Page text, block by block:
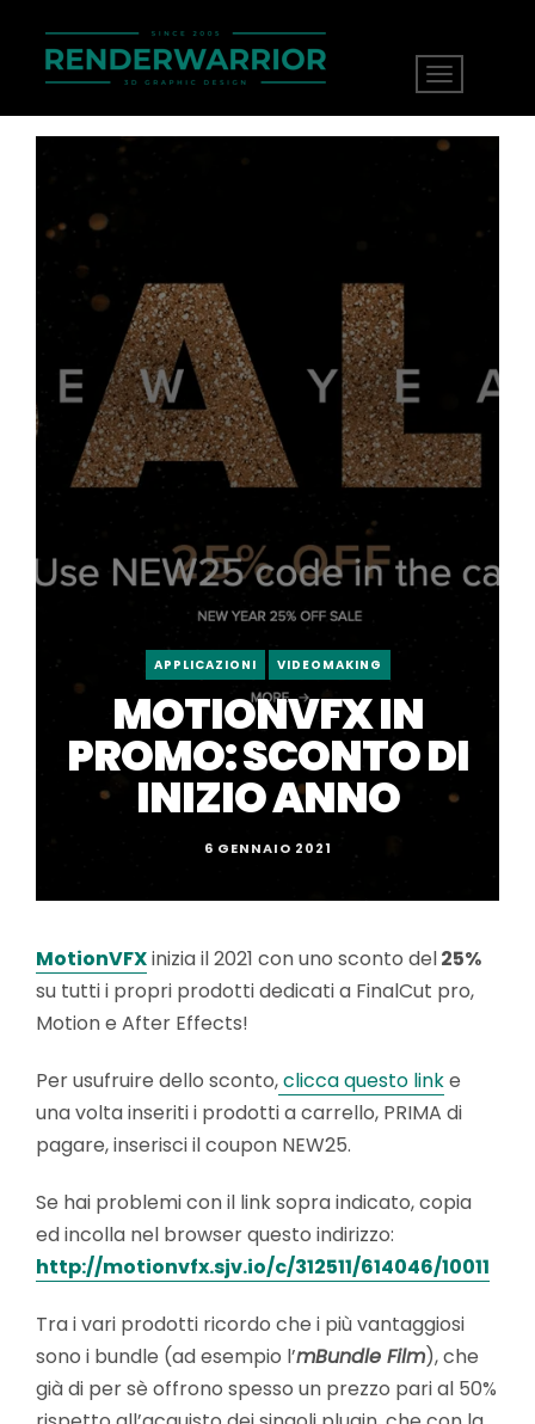
APPLICAZIONI VIDEOMAKING
MOTIONVFX IN
PROMO: SCONTO DI
INIZIO ANNO
6 GENNAIO 2021
MotionVFXinizia il 2021 con uno sconto del25%
su tutti i propri prodotti dedicati a FinalCut pro,
Motion e After Effects!
Per usufruire dello sconto,clicca questo linke
una volta inseriti i prodotti a carrello, PRIMA di
pagare, inserisci il coupon NEW25.
Se hai problemi con il link sopra indicato, copia
ed incolla nel browser questo indirizzo:
http://motionvfx.sjv.io/c/312511/614046/10011
Tra i vari prodotti ricordo che i più vantaggiosi
sono i bundle (ad esempio l’mBundle Film), che
già di per sè offrono spesso un prezzo pari al 50%